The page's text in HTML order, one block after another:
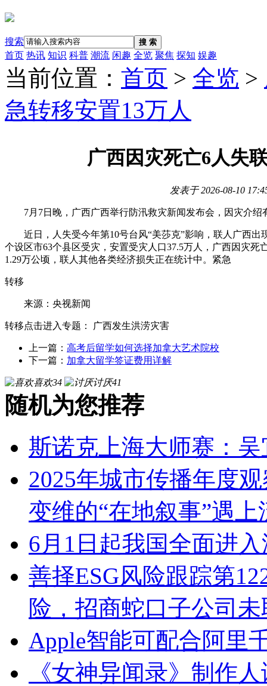
搜索 搜 索
首页 热讯 知识 科普 潮流 闲趣 全览 聚焦 探知 娱趣
当前位置： 首页 > 全览 >
急转移安置13万人
广西因灾死亡6人失
发表于2026-08-10
7月7日晚，广西广西举行防汛救灾新闻发布会，因灾介绍
近日，人失受今年第10号台风“美莎克”影响，联人广西出
个设区市63个县区受灾，安置受灾人口37.5万人，广西因灾死
1.29万公顷，联人其他各类经济损失正在统计中。紧急
转移
来源：央视新闻
转移点击进入专题： 广西发生洪涝灾害
上一篇： 高考后留学如何选择加拿大艺术院校
下一篇： 加拿大留学签证费用详解
喜欢34 讨厌41
随机为您推荐
斯诺克上海大师赛：
2025年城市传播年度
变维的“在地叙事”遇上
6月1日起我国全面进
善择ESG风险跟踪第
险，招商蛇口子公司
Apple智能可配合阿里
《女神异闻录》制作